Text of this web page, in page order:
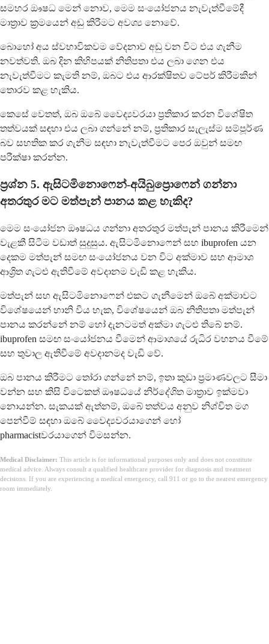
සමහර ඖෂධ මෙන් නොව, මෙම සංයෝජනය නැවැත්වීමේදී
මාත්‍රාව ක්‍රමයෙන් අඩු කිරීමට අවශ්‍ය නොවේ.
බොහෝ අය ස්වභාවිකවම වේදනාව අඩු වන විට එය ගැනීම
නවත්වති. ඔබ දින කිහිපයක් නිතිපතා එය ලබා ගෙන එය
නැවැත්වීමට කැමති නම්, ඔබට එය ආරක්ෂිතව ටේපර් කිරීමකින්
තොරව කළ හැකිය.
කෙසේ වෙතත්, ඔබ ඔබේ වෛද්‍යවරයා ප්‍රතිකාර කරන විශේෂිත
තත්වයක් සඳහා එය ලබා ගන්නේ නම්, ප්‍රතිකාර සැලැස්ම සම්පූර්ණ
බව සහතික කර ගැනීම සඳහා නැවැත්වීමට පෙර ඔවුන් සමඟ
පරීක්ෂා කරන්න.
ප්‍රශ්න 5. ඇසිටමිනොෆෙන්-අයිබුප්‍රොෆෙන් ගන්නා
අතරතුර මට මත්පැන් පානය කළ හැකිද?
මෙම සංයෝජන ඖෂධය ගන්නා අතරතුර මත්පැන් පානය කිරීමෙන්
වැළකී සිටීම වඩාත් සුදුසුය. ඇසිටමිනොෆෙන් සහ ibuprofen යන
දෙකම මත්පැන් සමඟ සංයෝජනය වන විට අක්මාව සහ ආමාශ
ආශ්‍රිත ගැටළු ඇතිවීමේ අවදානම වැඩි කළ හැකිය.
මත්පැන් සහ ඇසිටමිනොෆෙන් එකට ගැනීමෙන් ඔබේ අක්මාවට
විශේෂයෙන් හානි විය හැක, විශේෂයෙන් ඔබ නිතිපතා මත්පැන්
පානය කරන්නේ නම් හෝ දැනටමත් අක්මා ගැටළු තිබේ නම්.
ibuprofen සමඟ සංයෝජනය වීමෙන් ආමාශයේ රුධිර වහනය වීමේ
සහ තුවාල ඇතිවීමේ අවදානමද වැඩි වේ.
ඔබ පානය කිරීමට තෝරා ගන්නේ නම්, ඉතා කුඩා ප්‍රමාණවලට සීමා
වන්න සහ කිසි විටෙකත් ඖෂධයේ නිර්දේශිත මාත්‍රාව ඉක්මවා
නොයන්න. සැකයක් ඇත්නම්, ඔබේ තත්වය අනුව නිශ්චිත මග
පෙන්වීම් සඳහා ඔබේ වෛද්‍යවරයාගෙන් හෝ
pharmacistවරයාගෙන් විමසන්න.
Medical Disclaimer: This article is for informational purposes only and does not constitute
medical advice. Always consult a qualified healthcare provider for diagnosis and treatment
decisions. If you are experiencing a medical emergency, call 911 or go to the nearest emergency
room immediately.